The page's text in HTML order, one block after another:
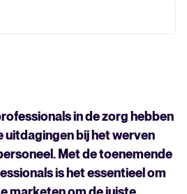
verhaal
in de zorg
voor recruiters in de zorg
in de zorg hebben
uitdagingen bij het werven
Met de toenemende
is het essentieel om